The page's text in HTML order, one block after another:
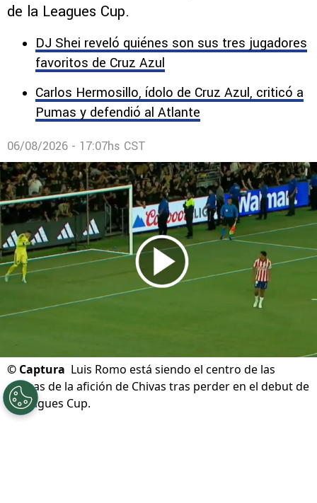
de la Leagues Cup.
DJ Shei reveló quiénes son sus tres jugadores
favoritos de Cruz Azul
Carlos Hermosillo, ídolo de Cruz Azul, criticó a
Pumas y defendió al Atlante
06/08/2026 - 17:07hs CST
© Captura Luis Romo está siendo el centro de las
críticas de la afición de Chivas tras perder en el debut de
la Leagues Cup.